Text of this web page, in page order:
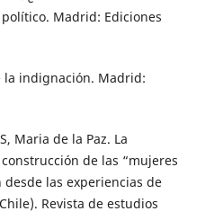
Madrid: Ediciones
la indignación. Madrid:
Maria de la Paz. La
de las “mujeres
las experiencias de
Revista de estudios